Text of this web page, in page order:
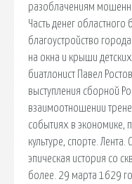
разоблачениям
Часть денег
благоустройство
на окна и крыши
биатлонист Павел
выступления сборной
взаимоотношении
событиях в экономике,
культуре, спорте.
эпическая история со
более. 29 марта 1629